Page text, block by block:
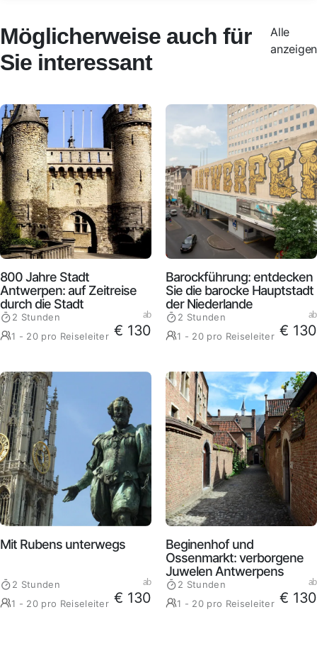
Möglicherweise auch für
Sie interessant
Alle
anzeigen
800 Jahre Stadt
Antwerpen: auf Zeitreise
durch die Stadt
2 Stunden
1 - 20 pro Reiseleiter
ab
€ 130
Barockführung: entdecken
Sie die barocke Hauptstadt
der Niederlande
2 Stunden
1 - 20 pro Reiseleiter
ab
€ 130
Mit Rubens unterwegs
2 Stunden
1 - 20 pro Reiseleiter
ab
€ 130
Beginenhof und
Ossenmarkt: verborgene
Juwelen Antwerpens
2 Stunden
1 - 20 pro Reiseleiter
ab
€ 130